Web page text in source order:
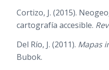
Cortizo, J. (2015).
cartografía accesible.
Del Río, J. (2011). Mapas
Bubok.